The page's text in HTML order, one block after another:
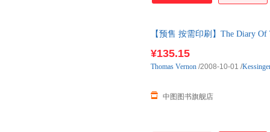
【预售 按需印刷】The Diary Of
¥135.15
中图图书旗舰店
Thomas Vernon /2008-10-01 /